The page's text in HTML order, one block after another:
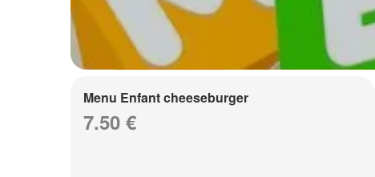
Menu Enfant cheeseburger
7.50 €